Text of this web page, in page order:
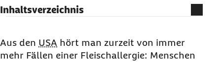
Inhaltsverzeichnis
Fleisch
Fleischallergie durch Zeckenstich
Aus den USA hört man zurzeit von immer
mehr Fällen einer Fleischallergie: Menschen